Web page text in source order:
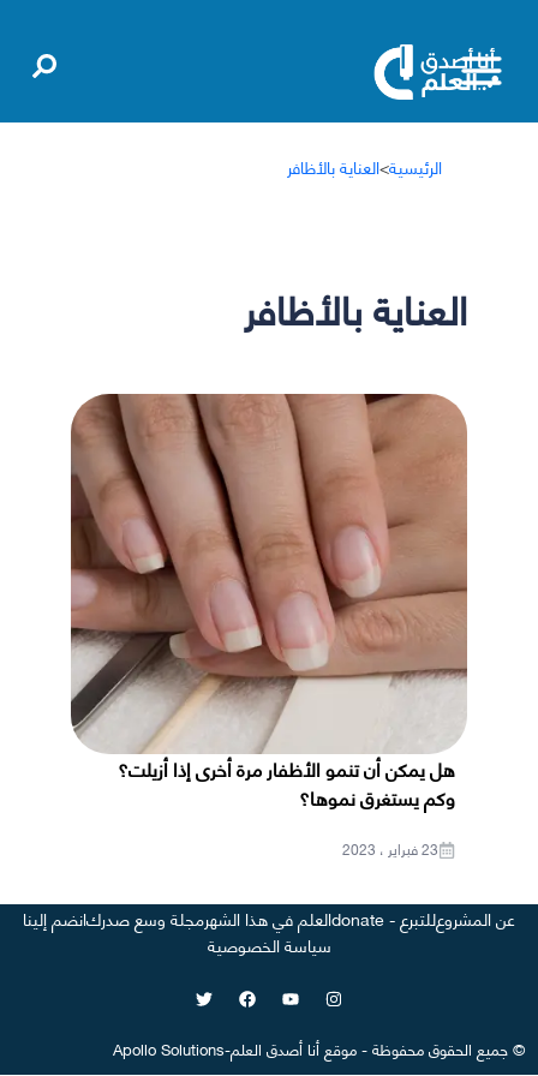
الرئيسية>العناية بالأظافر
العناية بالأظافر
هل يمكن أن تنمو الأظفار مرة أخرى إذا أزيلت؟
وكم يستغرق نموها؟
23 فبراير ، 2023
عن المشروعللتبرع - donate العلم في هذا الشهرمجلة وسع صدركانضم إلينا
سياسة الخصوصية
©جميع الحقوق محفوظة-موقعأنا أصدق العلم-
Apollo Solutions